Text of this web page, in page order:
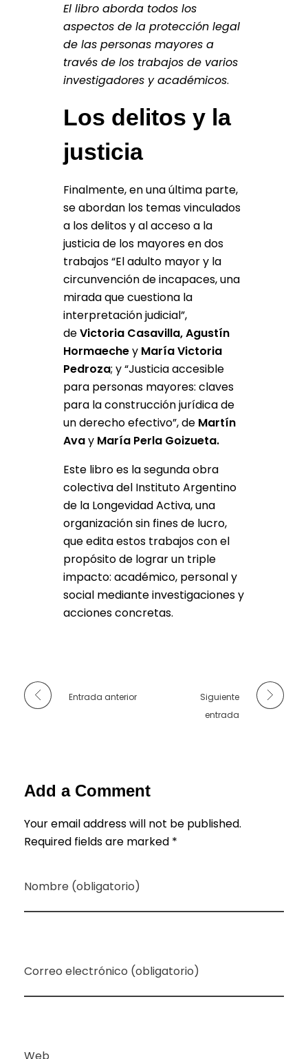
El libro aborda todos los
aspectos de la protección legal
de las personas mayores a
través de los trabajos de varios
investigadores y académicos.
Los delitos y la
justicia
Finalmente, en una última parte,
se abordan los temas vinculados
a los delitos y al acceso a la
justicia de los mayores en dos
trabajos “El adulto mayor y la
circunvención de incapaces, una
mirada que cuestiona la
interpretación judicial”,
deVictoria Casavilla, Agustín
Hormaechey María Victoria
Pedroza; y “Justicia accesible
para personas mayores: claves
para la construcción jurídica de
un derecho efectivo”, de Martín
Avay María Perla Goizueta.
Este libro es la segunda obra
colectiva del Instituto Argentino
de la Longevidad Activa, una
organización sin fines de lucro,
que edita estos trabajos con el
propósito de lograr un triple
impacto: académico, personal y
social mediante investigaciones y
acciones concretas.
Entrada anterior
Siguiente
entrada
Add a Comment
Your email address will not be published.
Required fields are marked *
Nombre (obligatorio)
Correo electrónico (obligatorio)